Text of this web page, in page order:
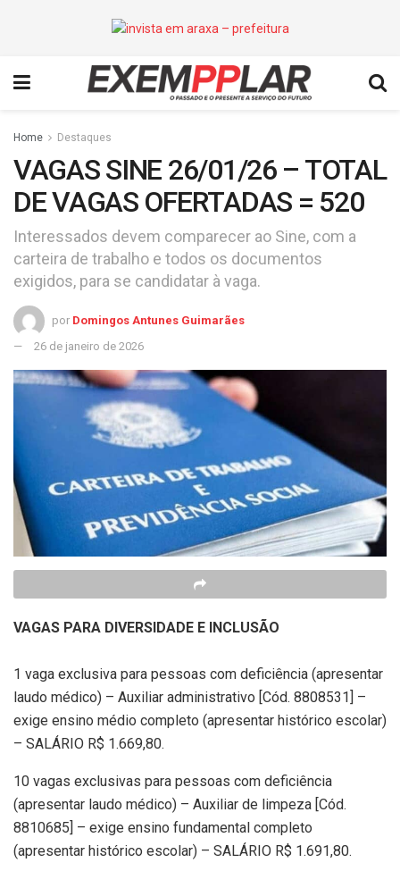
Home Destaques
VAGAS SINE 26/01/26 – TOTAL
DE VAGAS OFERTADAS = 520
Interessados devem comparecer ao Sine, com a
carteira de trabalho e todos os documentos
exigidos, para se candidatar à vaga.
por Domingos Antunes Guimarães
26 de janeiro de 2026
VAGAS PARA DIVERSIDADE E INCLUSÃO
1 vaga exclusiva para pessoas com deficiência (apresentar
laudo médico) – Auxiliar administrativo [Cód. 8808531] –
exige ensino médio completo (apresentar histórico escolar)
– SALÁRIO R$ 1.669,80.
10 vagas exclusivas para pessoas com deficiência
(apresentar laudo médico) – Auxiliar de limpeza [Cód.
8810685] – exige ensino fundamental completo
(apresentar histórico escolar) – SALÁRIO R$ 1.691,80.